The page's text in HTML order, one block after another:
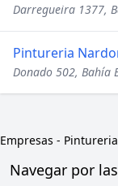
Darregueira 1377,
Pintureria
Donado 502, Bahía
Empresas -
Navegar por